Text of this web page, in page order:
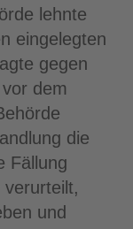
lehnte
eingelegten
gegen
dem
die
Fällung
verurteilt,
und